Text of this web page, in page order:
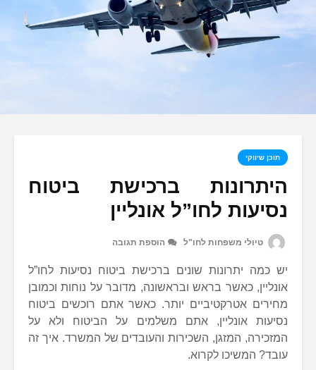
תוכן שיווקי
היתרונות ברכישת ביטוח
נסיעות לחו”ל אונליין
טיולי משפחות לחו"ל הוספת תגובה
יש כמה יתרונות שונים ברכישת ביטוח נסיעות לחו”ל
אונליין, כאשר בראש ובראשונה, מדובר על נוחות וכמובן
מחירים אטרקטיביים יותר. כאשר אתם רוכשים ביטוח
נסיעות אונליין, אתם משלמים על הביטוח ולא על
המזכירה, המזגן, השכירות והעובדים של המשרד. איך זה
עובד? המשיכו לקרוא.